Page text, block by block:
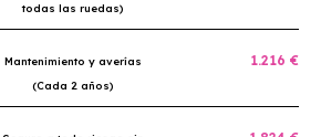
todas las ruedas)
Mantenimiento y averías
(Cada 2 años)
1.216 €